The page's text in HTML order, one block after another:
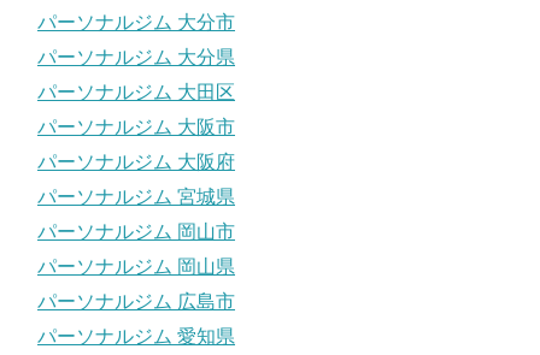
パーソナルジム 大分市
パーソナルジム 大分県
パーソナルジム 大田区
パーソナルジム 大阪市
パーソナルジム 大阪府
パーソナルジム 宮城県
パーソナルジム 岡山市
パーソナルジム 岡山県
パーソナルジム 広島市
パーソナルジム 愛知県